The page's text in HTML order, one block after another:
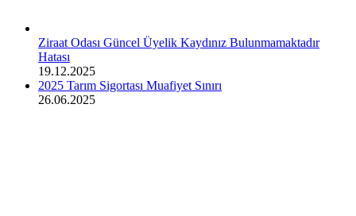
Ziraat Odası Güncel Üyelik Kaydınız Bulunmamaktadır
Hatası
19.12.2025
2025 Tarım Sigortası Muafiyet Sınırı
26.06.2025